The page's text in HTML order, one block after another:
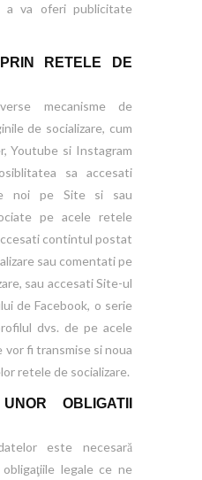
va oferi publicitate
RETELE DE
mecanisme de
de socializare, cum
Youtube si Instagram
sa accesati
noi pe Site si sau
pe acele retele
contintul postat
sau comentati pe
sau accesati Site-ul
de Facebook, o serie
dvs. de pe acele
vor fi transmise si noua
retele de socializare.
OBLIGATII
este necesară
legale ce ne